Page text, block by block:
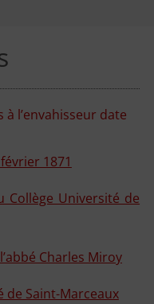
l’envahisseur date
1871
Collège Université de
Charles Miroy
de Saint-Marceaux